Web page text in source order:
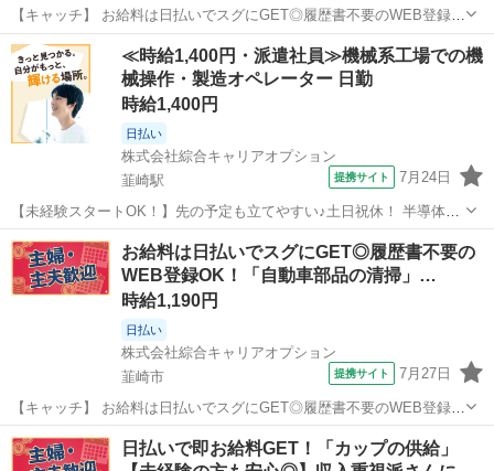
【キャッチ】 お給料は日払いでスグにGET◎履歴書不要のWEB登録
OK！「自動車制御部品のボタン操作」高時給1350円！山梨県韮崎市周
辺！20代～40代のスタッフが多数活躍中★ 【コメント】 弊社なら事
前の職場見学が多数！...
山梨 韮崎市 工場
≪時給1,400円・派遣社員≫機械系工場での機
械操作・製造オペレーター 日勤
時給1,400円
日払い
株式会社綜合キャリアオプション
韮崎駅
提携サイト 7月24日
【未経験スタートOK！】先の予定も立てやすい♪土日祝休！ 半導体部
品の洗浄 【業務内容詳細】 車なしでも通勤ラクラク！※駅からの送迎
バスあり！土日祝休みでプライベート充実！半導体製造装置に使用さ
れる部品の洗浄作業 【取扱...
山梨 韮崎市 韮崎駅 その他
お給料は日払いでスグにGET◎履歴書不要の
WEB登録OK！「自動車部品の清掃」…
時給1,190円
日払い
株式会社綜合キャリアオプション
韮崎市
提携サイト 7月27日
【キャッチ】 お給料は日払いでスグにGET◎履歴書不要のWEB登録
OK！「自動車部品の清掃」高時給1190円！山梨県韮崎市周辺！20代～
40代のスタッフが多数活躍中★ 【コメント】 製造のお仕事をお探しに
山梨 韮崎市 その他
日払いで即お給料GET！「カップの供給」